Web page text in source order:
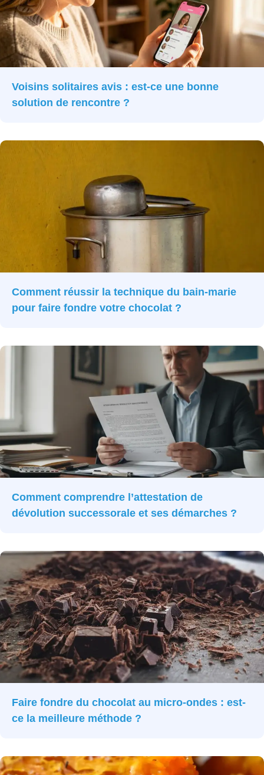
Voisins solitaires avis : est-ce une bonne
solution de rencontre ?
Comment réussir la technique du bain-marie
pour faire fondre votre chocolat ?
Comment comprendre l’attestation de
dévolution successorale et ses démarches ?
Faire fondre du chocolat au micro-ondes : est-
ce la meilleure méthode ?